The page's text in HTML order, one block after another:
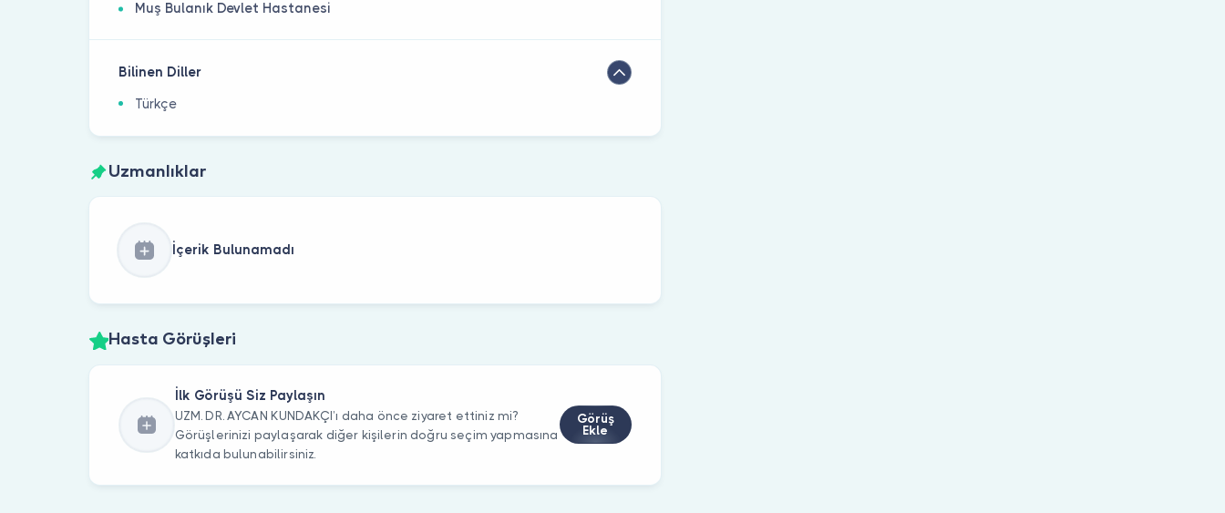
Muş Bulanık Devlet Hastanesi
Bilinen Diller
Türkçe
Uzmanlıklar
İçerik Bulunamadı
Hasta Görüşleri
İlk Görüşü Siz Paylaşın
UZM. DR. AYCAN KUNDAKÇI’ı daha önce ziyaret ettiniz mi?
Görüşlerinizi paylaşarak diğer kişilerin doğru seçim yapmasına
katkıda bulunabilirsiniz.
Görüş
Ekle